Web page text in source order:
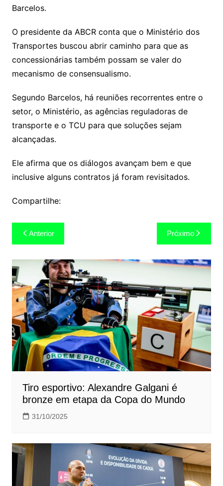
Barcelos.
O presidente da ABCR conta que o Ministério dos
Transportes buscou abrir caminho para que as
concessionárias também possam se valer do
mecanismo de consensualismo.
Segundo Barcelos, há reuniões recorrentes entre o
setor, o Ministério, as agências reguladoras de
transporte e o TCU para que soluções sejam
alcançadas.
Ele afirma que os diálogos avançam bem e que
inclusive alguns contratos já foram revisitados.
Compartilhe:
Navegação
de
Post
Anterior Próximo
Tiro esportivo: Alexandre Galgani é
bronze em etapa da Copa do Mundo
31/10/2025